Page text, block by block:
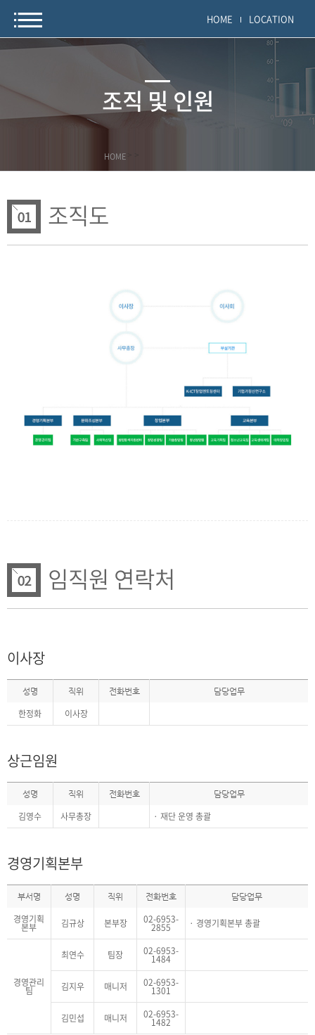
HOME LOCATION
조직 및 인원
HOME > >
조직도
임직원 연락처
이사장
성명 직위 전화번호 담당업무
한정화 이사장
상근임원
성명 직위 전화번호 담당업무
김영수 사무총장 재단 운영 총괄
경영기획본부
부서명 성명 직위 전화번호 담당업무
경영기획
본부 김규상 본부장 02-6953-
2855 경영기획본부 총괄
경영관리
팀
최연수 팀장 02-6953-
1484
김지우 매니저 02-6953-
1301
김민섭 매니저 02-6953-
1482